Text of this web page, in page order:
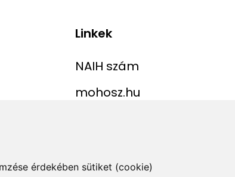
érdekében sütiket (cookie)
Linkek
NAIH szám
mohosz.hu